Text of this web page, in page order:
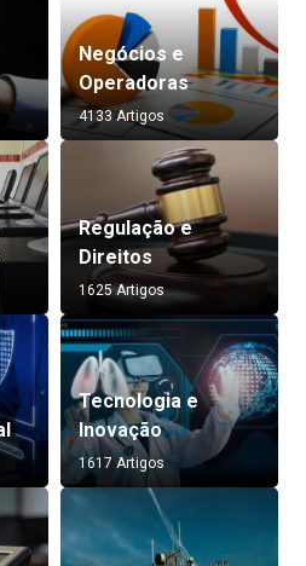
Negócios e
Operadoras
4133 Artigos
Regulação e
Direitos
1625 Artigos
Tecnologia e
Inovação
1617 Artigos